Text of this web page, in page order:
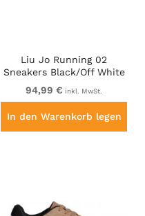
Liu Jo Running 02
Sneakers Black/Off White
94,99 € inkl. MwSt.
In den Warenkorb legen